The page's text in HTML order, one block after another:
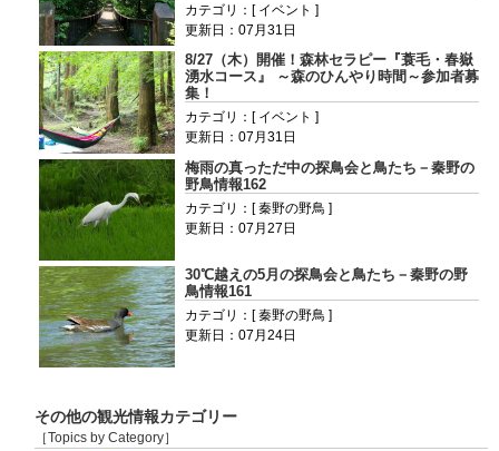
カテゴリ：[ イベント ]
更新日：07月31日
8/27（木）開催！森林セラピー『蓑毛・春嶽
湧水コース』 ～森のひんやり時間～参加者募
集！
カテゴリ：[ イベント ]
更新日：07月31日
梅雨の真っただ中の探鳥会と鳥たち－秦野の
野鳥情報162
カテゴリ：[ 秦野の野鳥 ]
更新日：07月27日
30℃越えの5月の探鳥会と鳥たち－秦野の野
鳥情報161
カテゴリ：[ 秦野の野鳥 ]
更新日：07月24日
その他の観光情報カテゴリー
［Topics by Category］